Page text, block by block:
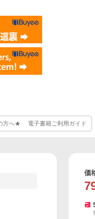
方へ★ 電子書籍ご利用ガイド
価